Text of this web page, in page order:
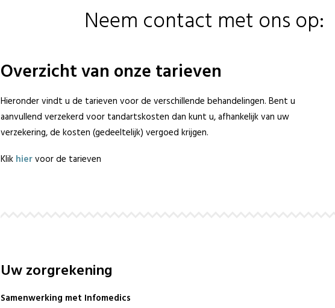
Neem contact met ons op:
Overzicht van onze tarieven
Hieronder vindt u de tarieven voor de verschillende behandelingen. Bent u
aanvullend verzekerd voor tandartskosten dan kunt u, afhankelijk van uw
verzekering, de kosten (gedeeltelijk) vergoed krijgen.
Klik hiervoor de tarieven
Uw zorgrekening
Samenwerking met Infomedics